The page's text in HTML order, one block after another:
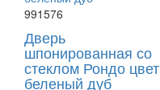
991576
Дверь
шпонированная со
стеклом Рондо цвет
беленый дуб